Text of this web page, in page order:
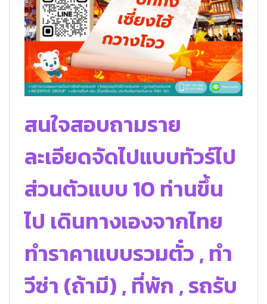
สนใจสอบถามราย
ละเอียดจัดไปแบบทัวร์ไป
ส่วนตัวแบบ 10 ท่านขึ้น
ไป เดินทางเองจากไทย
ทำราคาแบบรวมตั๋ว , ทำ
วีซ่า (ถ้ามี) , ที่พัก , รถรับ